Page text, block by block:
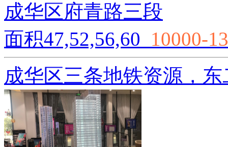
成华区府青路三段
面积47,52,56,60 10000-
成华区三条地铁资源，